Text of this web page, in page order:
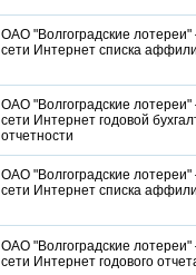
ОАО "Волгоградские лотереи"
сети Интернет списка
ОАО "Волгоградские лотереи"
сети Интернет годовой
отчетности
ОАО "Волгоградские лотереи"
сети Интернет списка
ОАО "Волгоградские лотереи"
сети Интернет годового